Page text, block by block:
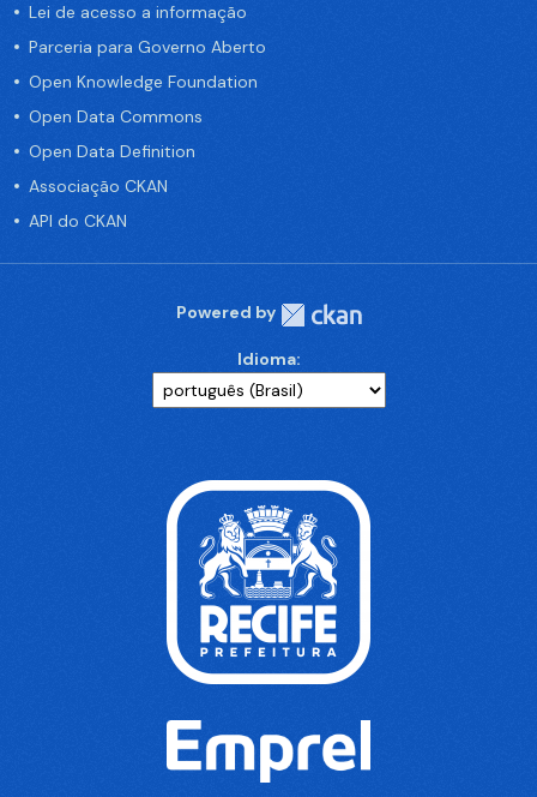
Lei de acesso a informação
Parceria para Governo Aberto
Open Knowledge Foundation
Open Data Commons
Open Data Definition
Associação CKAN
API do CKAN
Powered by
Idioma